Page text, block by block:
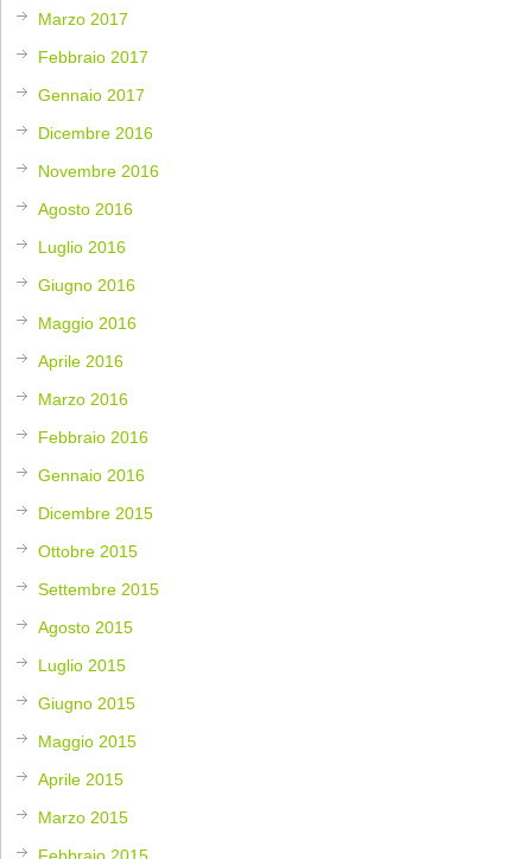
Marzo 2017
Febbraio 2017
Gennaio 2017
Dicembre 2016
Novembre 2016
Agosto 2016
Luglio 2016
Giugno 2016
Maggio 2016
Aprile 2016
Marzo 2016
Febbraio 2016
Gennaio 2016
Dicembre 2015
Ottobre 2015
Settembre 2015
Agosto 2015
Luglio 2015
Giugno 2015
Maggio 2015
Aprile 2015
Marzo 2015